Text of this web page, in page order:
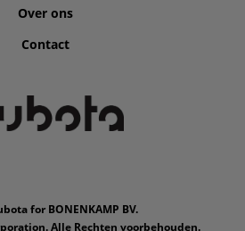
Over ons
Contact
for BONENKAMP BV.
Alle Rechten voorbehouden.